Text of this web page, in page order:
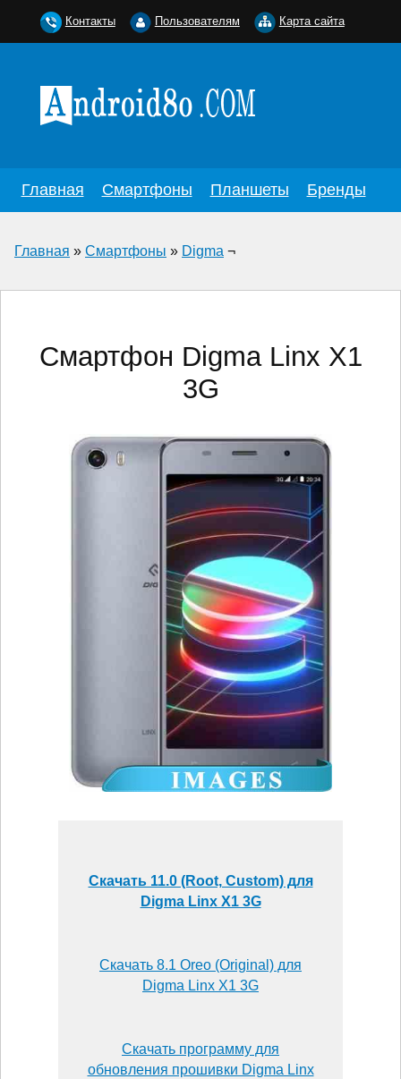
Главная Смартфоны Планшеты Бренды
Главная » Смартфоны » Digma ¬
Смартфон Digma Linx X1
3G
Скачать 11.0 (Root, Custom) для
Digma Linx X1 3G
Скачать 8.1 Oreo (Original) для
Digma Linx X1 3G
Скачать программу для
обновления прошивки Digma Linx
Контакты Пользователям Карта сайта